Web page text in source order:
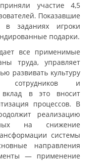
участие 4,5
Показавшие
в заданиях игроки
подарки.
все применимые
труда, управляет
развивать культуру
сотрудников и
в это вносит
процессов. В
реализацию
на снижение
системы
направления
— применение